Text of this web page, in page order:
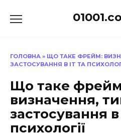
до
ГОЛОВНА » ЩО ТАКЕ ФРЕЙМ:
ЗАСТОСУВАННЯ В IT ТА
Що таке
визначення,
застосування
психології